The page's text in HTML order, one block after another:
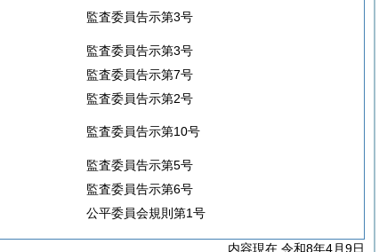
監査委員告示第3号
監査委員告示第3号
監査委員告示第7号
監査委員告示第2号
監査委員告示第10号
監査委員告示第5号
監査委員告示第6号
公平委員会規則第1号
内容現在 令和8年4月9日